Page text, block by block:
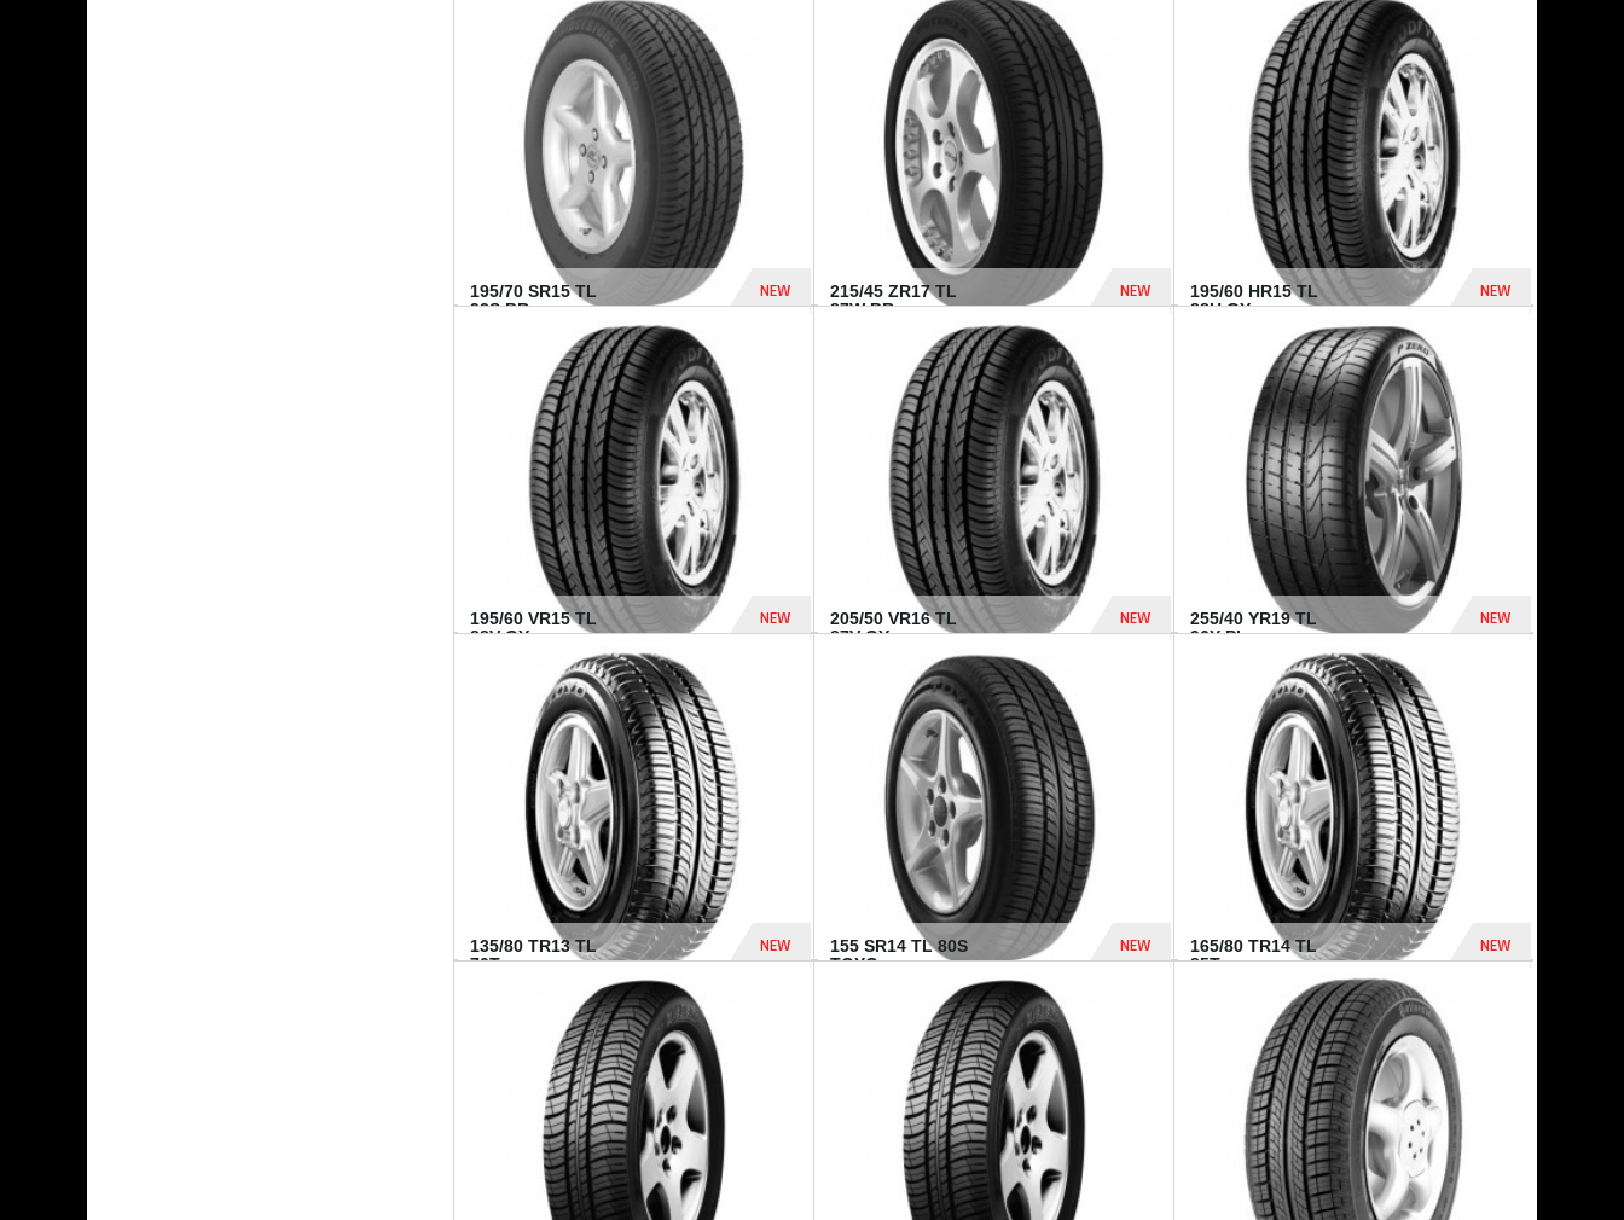
1 182 Dhs 790 Dhs
195/70 SR15 TL
92S BR...
NEW
837 Dhs
215/45 ZR17 TL
87W BR...
NEW
955 Dhs
195/60 HR15 TL
88H GY...
NEW
195/60 VR15 TL
88V GY...
NEW
205/50 VR16 TL
87V GY...
NEW
255/40 YR19 TL
96Y PI...
NEW
1 771 Dhs
135/80 TR13 TL
70T...
NEW
155 SR14 TL 80S
TOYO...
NEW
165/80 TR14 TL
85T...
NEW
458 Dhs